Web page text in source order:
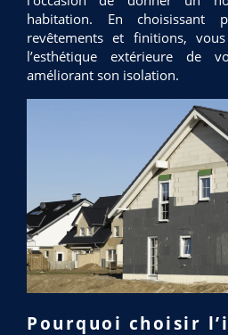
habitation. En choisissant
revêtements et finitions,
l’esthétique extérieure de
améliorant son isolation.
Pourquoi choisir